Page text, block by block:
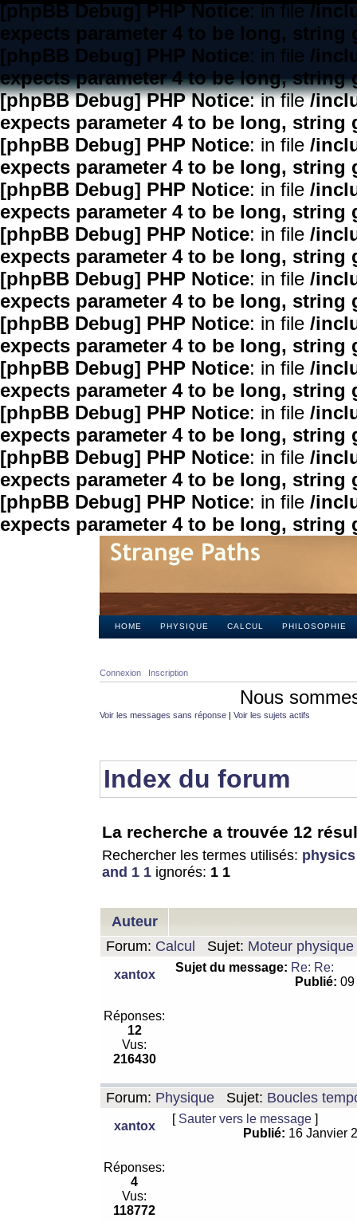
[phpBB Debug] PHP Notice: in file/
expects parameter 4 to be long, string
[phpBB Debug] PHP Notice: in file /
expects parameter 4 to be long, string
[phpBB Debug] PHP Notice: in file/
expects parameter 4 to be long, string
[phpBB Debug] PHP Notice: in file /
expects parameter 4 to be long, string
[phpBB Debug] PHP Notice: in file /
expects parameter 4 to be long, string
[phpBB Debug] PHP Notice: in file /
expects parameter 4 to be long, string
[phpBB Debug] PHP Notice: in file /
expects parameter 4 to be long, string
[phpBB Debug] PHP Notice: in file /
expects parameter 4 to be long, string
[phpBB Debug] PHP Notice: in file /
expects parameter 4 to be long, string
[phpBB Debug] PHP Notice: in file /
expects parameter 4 to be long, string
[phpBB Debug] PHP Notice: in file /
expects parameter 4 to be long, string
[phpBB Debug] PHP Notice: in file /
expects parameter 4 to be long, string
HOME PHYSIQUE CALCUL PHILOSOPHIE
Connexion Inscription
Nous
Voir les messages sans réponse | Voir les sujets actifs
Index du forum
La recherche a trouvée 12
Rechercher les termes utilisés: physics
and 1 1 ignorés: 1 1
Auteur
Forum: Calcul Sujet: Moteur
xantox
Sujet du message: Re: Re:
Publié:
Réponses:
12
Vus:
216430
Forum: Physique Sujet: Boucles
xantox
[ Sauter vers le message ]
Publié: 16 Janvier
Réponses:
4
Vus:
118772